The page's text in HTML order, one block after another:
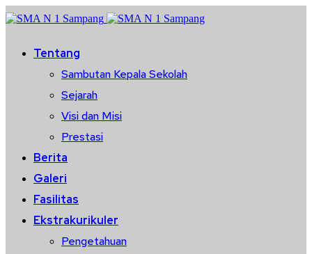
Tentang
Sambutan Kepala Sekolah
Sejarah
Visi dan Misi
Prestasi
Berita
Galeri
Fasilitas
Ekstrakurikuler
Pengetahuan